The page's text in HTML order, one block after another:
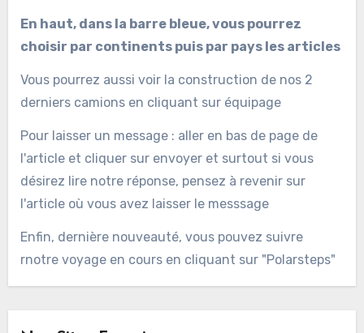
En haut, dans la barre bleue, vous pourrez
choisir par continents puis par pays les articles
Vous pourrez aussi voir la construction de nos 2
derniers camions en cliquant sur équipage
Pour laisser un message : aller en bas de page de
l'article et cliquer sur envoyer et surtout si vous
désirez lire notre réponse, pensez à revenir sur
l'article où vous avez laisser le messsage
Enfin, dernière nouveauté, vous pouvez suivre
rnotre voyage en cours en cliquant sur "Polarsteps"